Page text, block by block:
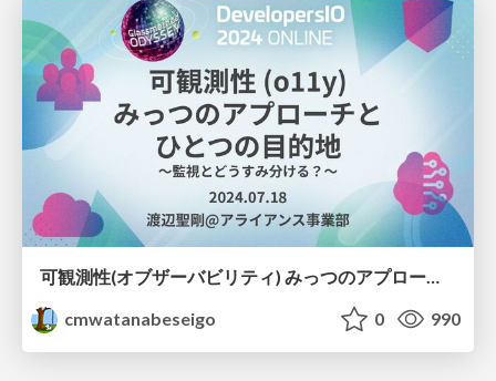
cmwatanabeseigo
0 990